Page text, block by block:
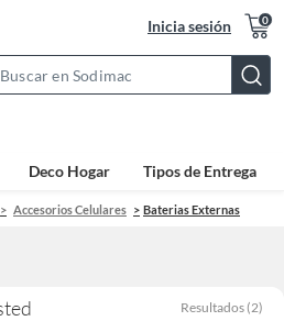
Inicia sesión 0
Bar
Deco Hogar Tipos de Entrega
Accesorios Celulares Baterias Externas
Resultados (2)